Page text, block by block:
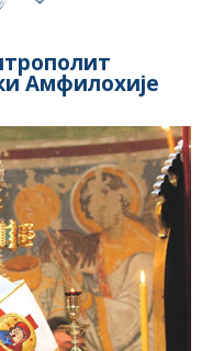
Амфилохије